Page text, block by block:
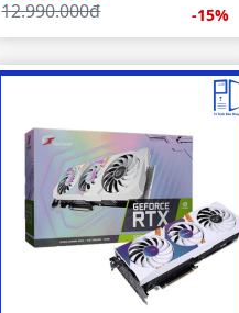
12.990.000đ -15%